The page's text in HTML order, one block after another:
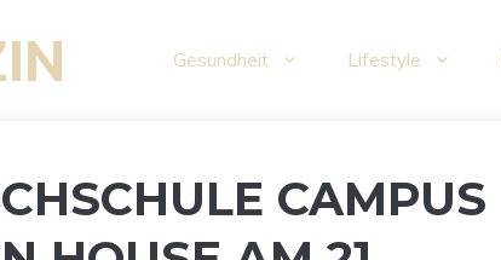
Gesundheit Lifestyle
CAMPUS